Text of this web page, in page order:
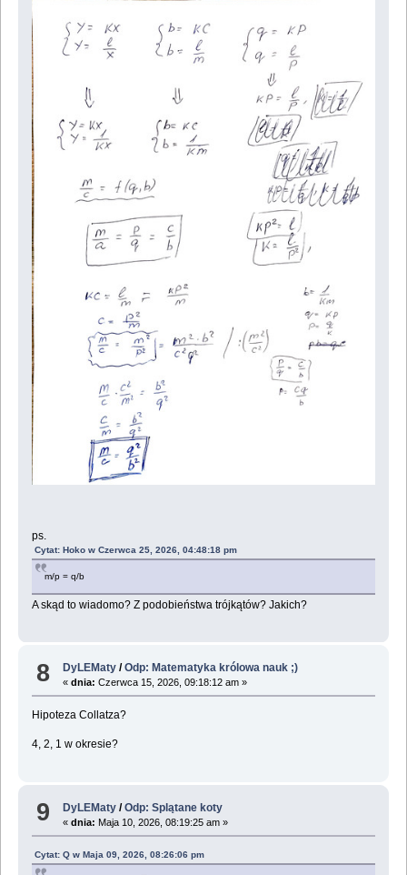
ps.
Cytat: Hoko w Czerwca 25, 2026, 04:48:18 pm
m/p = q/b
A skąd to wiadomo? Z podobieństwa trójkątów? Jakich?
8 DyLEMaty /Odp: Matematyka królowa nauk ;)
«dnia: Czerwca 15, 2026, 09:18:12 am »
Hipoteza Collatza?
4, 2, 1 w okresie?
9 DyLEMaty /Odp: Splątane koty
«dnia: Maja 10, 2026, 08:19:25 am »
Cytat: Q w Maja 09, 2026, 08:26:06 pm